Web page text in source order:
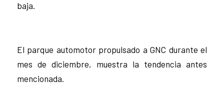
baja.
El parque automotor propulsado a GNC durante el
mes de diciembre, muestra la tendencia antes
mencionada.